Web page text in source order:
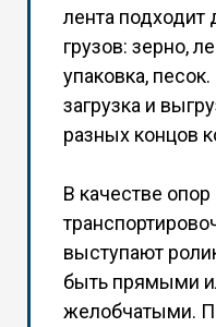
лента подходит
грузов: зерно,
упаковка,
загрузка и
разных концов
В качестве
выступают
быть прямыми
желобчатыми.